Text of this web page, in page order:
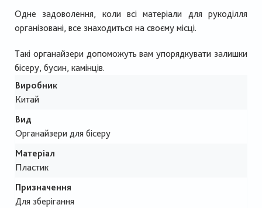
Одне задоволення, коли всі матеріали для рукоділля
організовані, все знаходиться на своєму місці.
Такі органайзери допоможуть вам упорядкувати залишки
бісеру, бусин, камінців.
Виробник
Китай
Вид
Органайзери для бісеру
Матеріал
Пластик
Призначення
Для зберігання